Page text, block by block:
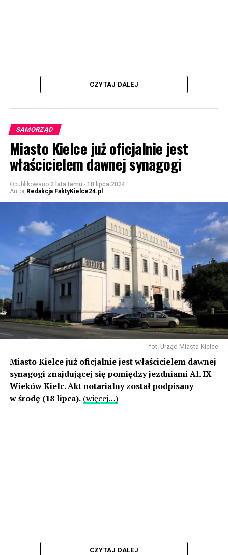
CZYTAJ DALEJ
SAMORZĄD
Miasto Kielce już oficjalnie jest
właścicielem dawnej synagogi
Opublikowano 2 lata temu - 18 lipca 2024
Autor Redakcja FaktyKielce24.pl
fot. Urząd Miasta Kielce
Miasto Kielce już oficjalnie jest właścicielem dawnej
synagogi znajdującej się pomiędzy jezdniami Al. IX
Wieków Kielc. Akt notarialny został podpisany
w środę (18 lipca). (więcej…)
CZYTAJ DALEJ